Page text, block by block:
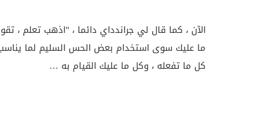
الآن ، كما قال لي جراندداي دائما ، "اذهب تعلم ،
ما عليك سوى استخدام بعض الحس السليم لما يناسب
كل ما تفعله ، وكل ما عليك القيام به …